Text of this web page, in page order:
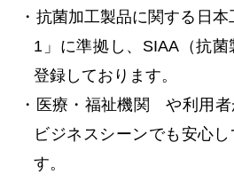
・抗菌加工製品に関する日
1」に準拠し、SIAA（抗
登録しております。
・医療・福祉機関 や利用
ビジネスシーンでも安心
す。